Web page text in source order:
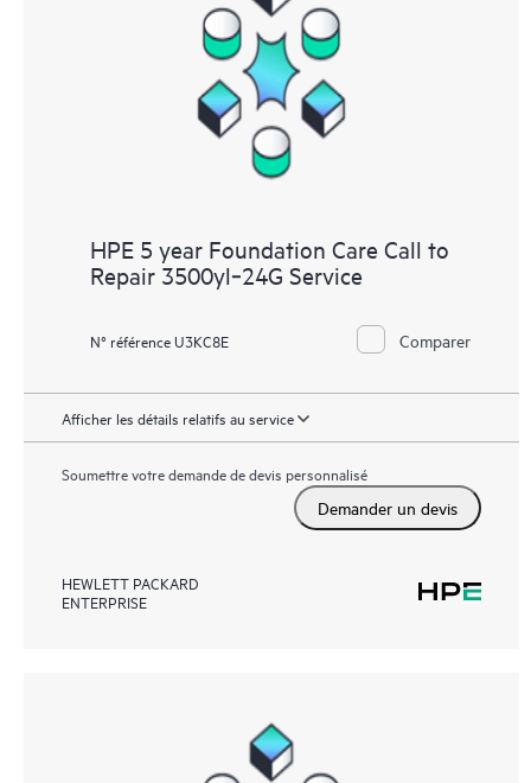
HPE 5 year Foundation Care Call to
Repair 3500yl‑24G Service
N° référence U3KC8E Comparer
Afficher les détails relatifs au service
Soumettre votre demande de devis personnalisé
Demander un devis
HEWLETT PACKARD
ENTERPRISE